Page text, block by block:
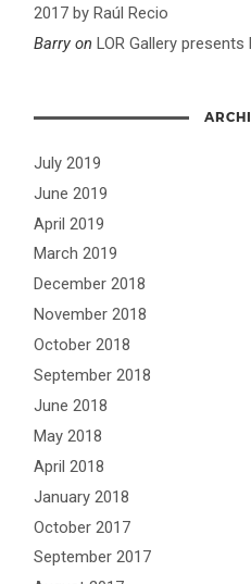
2017 by Raúl Recio
Barry onLOR Gallery presents
July 2019
June 2019
April 2019
March 2019
December 2018
November 2018
October 2018
September 2018
June 2018
May 2018
April 2018
January 2018
October 2017
September 2017